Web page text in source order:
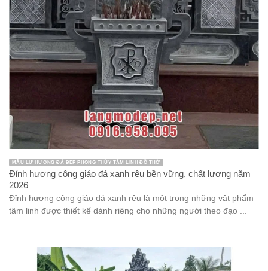
MẪU LƯ HƯƠNG ĐÁ ĐẸP PHONG THỦY TÂM LINH ĐỒ THỜ
Đỉnh hương công giáo đá xanh rêu bền vững, chất lượng năm
2026
Đỉnh hương công giáo đá xanh rêu là một trong những vật phẩm
tâm linh được thiết kế dành riêng cho những người theo đạo ...